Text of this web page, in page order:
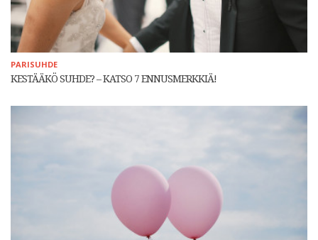
PARISUHDE
KESTÄÄKÖ SUHDE? – KATSO 7 ENNUSMERKKIÄ!